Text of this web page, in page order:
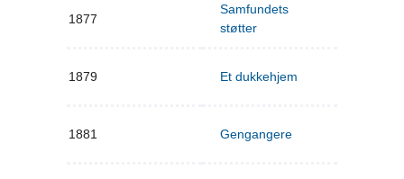
1877
Samfundets
støtter
1879 Et dukkehjem
1881 Gengangere